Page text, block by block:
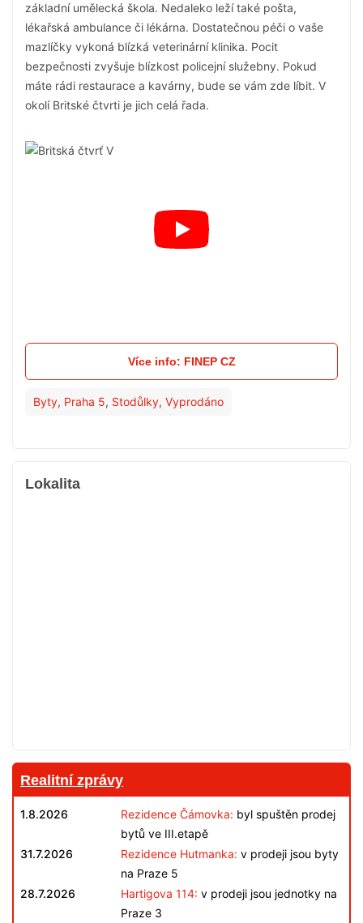
základní umělecká škola. Nedaleko leží také pošta,
lékařská ambulance či lékárna. Dostatečnou péči o vaše
mazlíčky vykoná blízká veterinární klinika. Pocit
bezpečnosti zvyšuje blízkost policejní služebny. Pokud
máte rádi restaurace a kavárny, bude se vám zde líbit. V
okolí Britské čtvrti je jich celá řada.
Více info: FINEP CZ
Byty, Praha 5, Stodůlky, Vyprodáno
Lokalita
Realitní zprávy
1.8.2026 Rezidence Čámovka: byl spuštěn prodej
bytů ve III.etapě
31.7.2026
Rezidence Hutmanka: v prodeji jsou byty
na Praze 5
28.7.2026
Hartigova 114: v prodeji jsou jednotky na
Praze 3